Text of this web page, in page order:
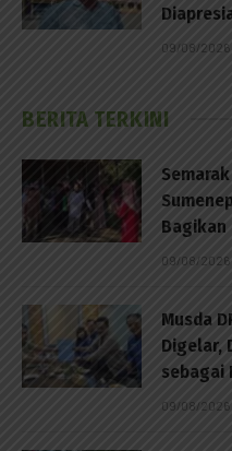
09/08/2026
BERITA TERKINI
09/08/2026
Musda
Digelar,
sebagai
09/08/2026